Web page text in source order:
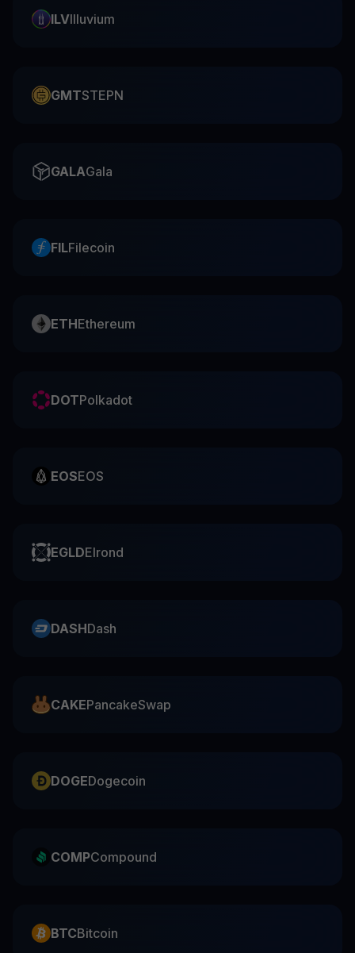
ILVIlluvium
GMTSTEPN
GALAGala
FILFilecoin
ETHEthereum
DOTPolkadot
EOSEOS
EGLDElrond
DASHDash
CAKEPancakeSwap
DOGEDogecoin
COMPCompound
BTCBitcoin